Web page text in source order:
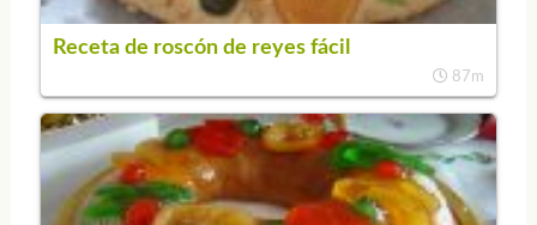
Receta de roscón de reyes fácil
87m